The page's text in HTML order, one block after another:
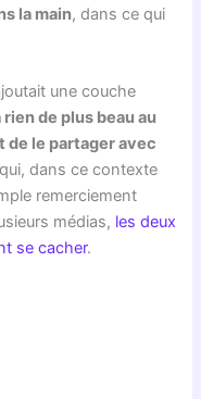
la main, dans ce qui
une couche
rien de plus beau au
de le partager avec
dans ce contexte
remerciement
médias, les deux
se cacher.